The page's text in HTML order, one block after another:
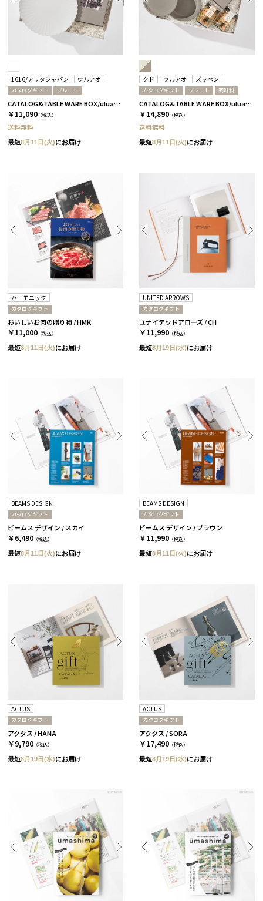
1616/アリタジャパン ウルアオ
カタログギフト プレート
CATALOG&TABLE WARE BOX/uluao/パレスプレート220 2枚セット/全5種 アウレリアーナ
￥11,090 （税込）
送料無料
最短8月11日(火)にお届け
クド ウルアオ ズッペン
カタログギフト プレート 調味料
CATALOG&TABLE WARE BOX/uluao/9°/白無垢&茶大色/全5種 アウレリアーナ
￥14,890 （税込）
送料無料
最短8月11日(火)にお届け
ハーモニック
カタログギフト
おいしいお肉の贈り物 / HMK
￥11,000 （税込）
最短8月11日(火)にお届け
UNITED ARROWS
カタログギフト
ユナイテッドアローズ / CH
￥11,990 （税込）
最短8月19日(水)にお届け
BEAMS DESIGN
カタログギフト
ビームス デザイン / スカイ
￥6,490 （税込）
最短8月11日(火)にお届け
BEAMS DESIGN
カタログギフト
ビームス デザイン / ブラウン
￥11,990 （税込）
最短8月11日(火)にお届け
ACTUS
カタログギフト
アクタス / HANA
￥9,790 （税込）
最短8月19日(水)にお届け
ACTUS
カタログギフト
アクタス / SORA
￥17,490 （税込）
最短8月19日(水)にお届け